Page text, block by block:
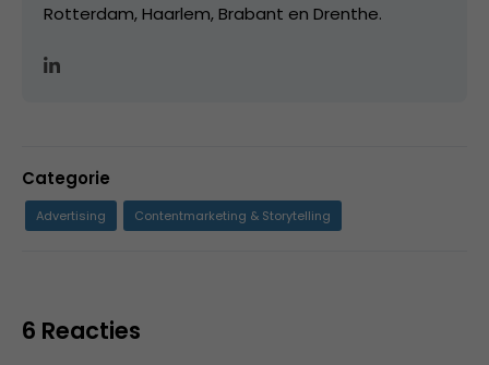
Rotterdam, Haarlem, Brabant en Drenthe.
Categorie
Advertising Contentmarketing & Storytelling
6 Reacties